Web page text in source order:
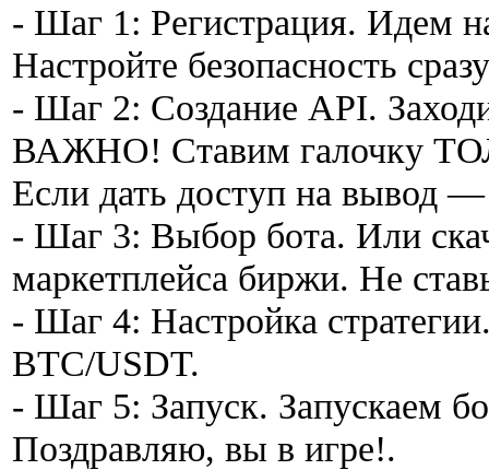
- Шаг 1: Регистрация. Идем
Настройте безопасность
- Шаг 2: Создание API.
ВАЖНО! Ставим галочку
Если дать доступ на вывод
- Шаг 3: Выбор бота. Или
маркетплейса биржи. Не
- Шаг 4: Настройка
BTC/USDT.
- Шаг 5: Запуск. Запускаем
Поздравляю, вы в игре!.